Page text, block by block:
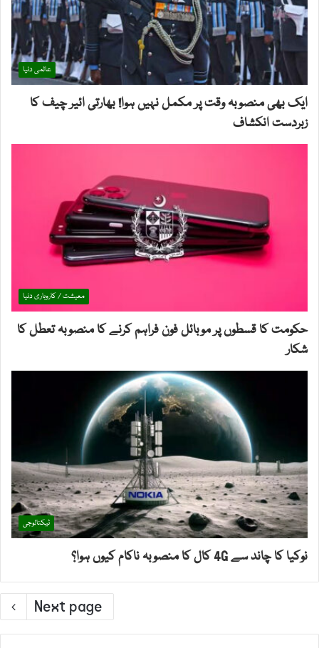
عالمی دنیا
ایک بھی منصوبہ وقت پر مکمل نہیں ہوا! بھارتی ائیر چیف کا
زبردست انکشاف
معیشت / کاروباری دنیا
حکومت کا قسطوں پر موبائل فون فراہم کرنے کا منصوبہ تعطل کا
شکار
ٹیکنالوجی
نوکیا کا چاند سے 4G کال کا منصوبہ ناکام کیوں ہوا؟
Next page